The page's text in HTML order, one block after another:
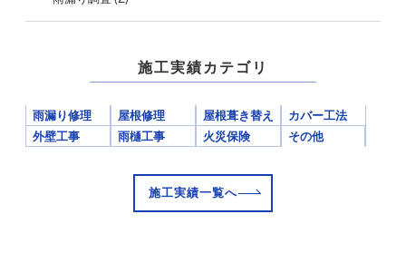
施工実績カテゴリ
雨漏り修理 屋根修理 屋根葺き替え
カバー工法
外壁工事
雨樋工事 火災保険 その他
施工実績一覧へ